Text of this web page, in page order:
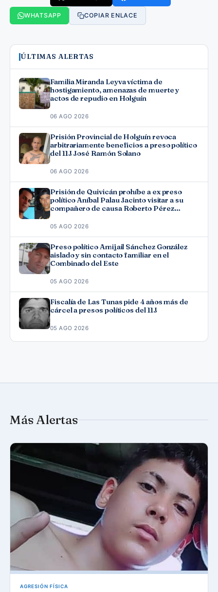
WHATSAPP COPIAR ENLACE
ÚLTIMAS ALERTAS
Familia Miranda Leyva víctima de
hostigamiento, amenazas de muerte y
actos de repudio en Holguín
06 AGO 2026
Prisión Provincial de Holguín revoca
arbitrariamente beneficios a preso político
del 11J José Ramón Solano
06 AGO 2026
Prisión de Quivicán prohíbe a ex preso
político Aníbal Palau Jacinto visitar a su
compañero de causa Roberto Pérez
05 AGO 2026
Preso político Amijail Sánchez González
aislado y sin contacto familiar en el
Combinado del Este
05 AGO 2026
Fiscalía de Las Tunas pide 4 años más de
cárcel a presos políticos del 11J
05 AGO 2026
Más Alertas
AGRESIÓN FÍSICA